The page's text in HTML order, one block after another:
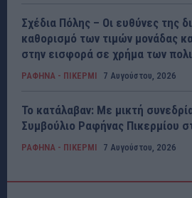
Σχέδια Πόλης – Οι ευθύνες της
καθορισμό των τιμών μονάδας
στην εισφορά σε χρήμα των
ΡΑΦΗΝΑ - ΠΙΚΕΡΜΙ 7 Αυγούστου, 2026
Το κατάλαβαν: Με μικτή
Συμβούλιο Ραφήνας Πικερμίου
ΡΑΦΗΝΑ - ΠΙΚΕΡΜΙ 7 Αυγούστου, 2026